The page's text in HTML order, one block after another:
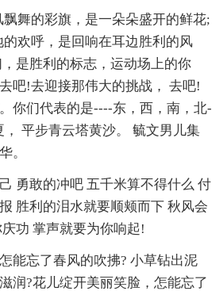
舞的彩旗，是一朵朵盛开的鲜花;
欢呼，是回响在耳边胜利的风
是胜利的标志，运动场上的你
吧!去迎接那伟大的挑战， 去吧!
你们代表的是----东，西，南，北-
平步青云塔黄沙。 毓文男儿集
。
勇敢的冲吧 五千米算不得什么 付
胜利的泪水就要顺颊而下 秋风会
功 掌声就要为你响起!
能忘了春风的吹拂? 小草钻出泥
润?花儿绽开美丽笑脸，怎能忘了